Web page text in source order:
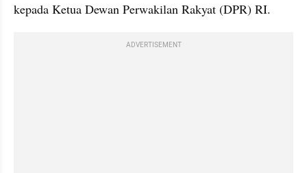
kepada Ketua Dewan Perwakilan Rakyat (DPR) RI.
ADVERTISEMENT